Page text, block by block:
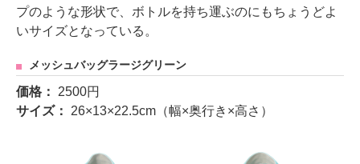
プのような形状で、ボトルを持ち運ぶのにもちょうどよ
いサイズとなっている。
メッシュバッグラージグリーン
価格： 2500円
サイズ： 26×13×22.5cm（幅×奥行き×高さ）